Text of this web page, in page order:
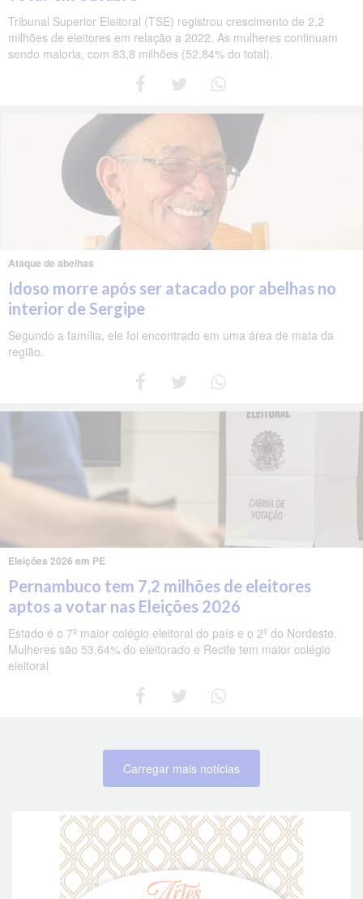
Tribunal Superior Eleitoral (TSE) registrou crescimento de 2,2
milhões de eleitores em relação a 2022. As mulheres continuam
sendo maioria, com 83,8 milhões (52,84% do total).
Ataque de abelhas
Idoso morre após ser atacado por abelhas no
interior de Sergipe
Segundo a família, ele foi encontrado em uma área de mata da
região.
Eleições 2026 em PE
Pernambuco tem 7,2 milhões de eleitores
aptos a votar nas Eleições 2026
Estado é o 7º maior colégio eleitoral do país e o 2º do Nordeste.
Mulheres são 53,64% do eleitorado e Recife tem maior colégio
eleitoral
Carregar mais notícias